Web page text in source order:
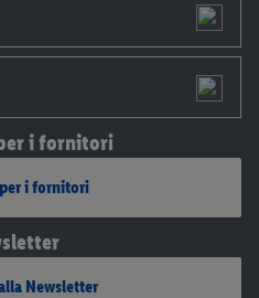
i fornitori
i fornitori
Newsletter